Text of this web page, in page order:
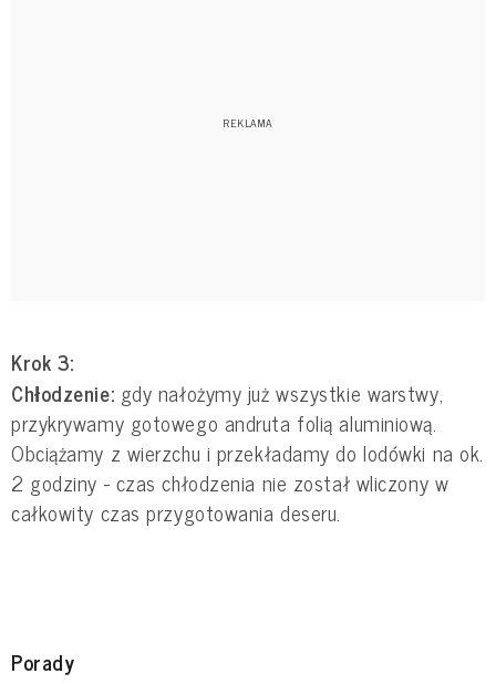
Krok 3:
Chłodzenie: gdy nałożymy już wszystkie warstwy,
przykrywamy gotowego andruta folią aluminiową.
Obciążamy z wierzchu i przekładamy do lodówki na ok.
2 godziny - czas chłodzenia nie został wliczony w
całkowity czas przygotowania deseru.
Porady